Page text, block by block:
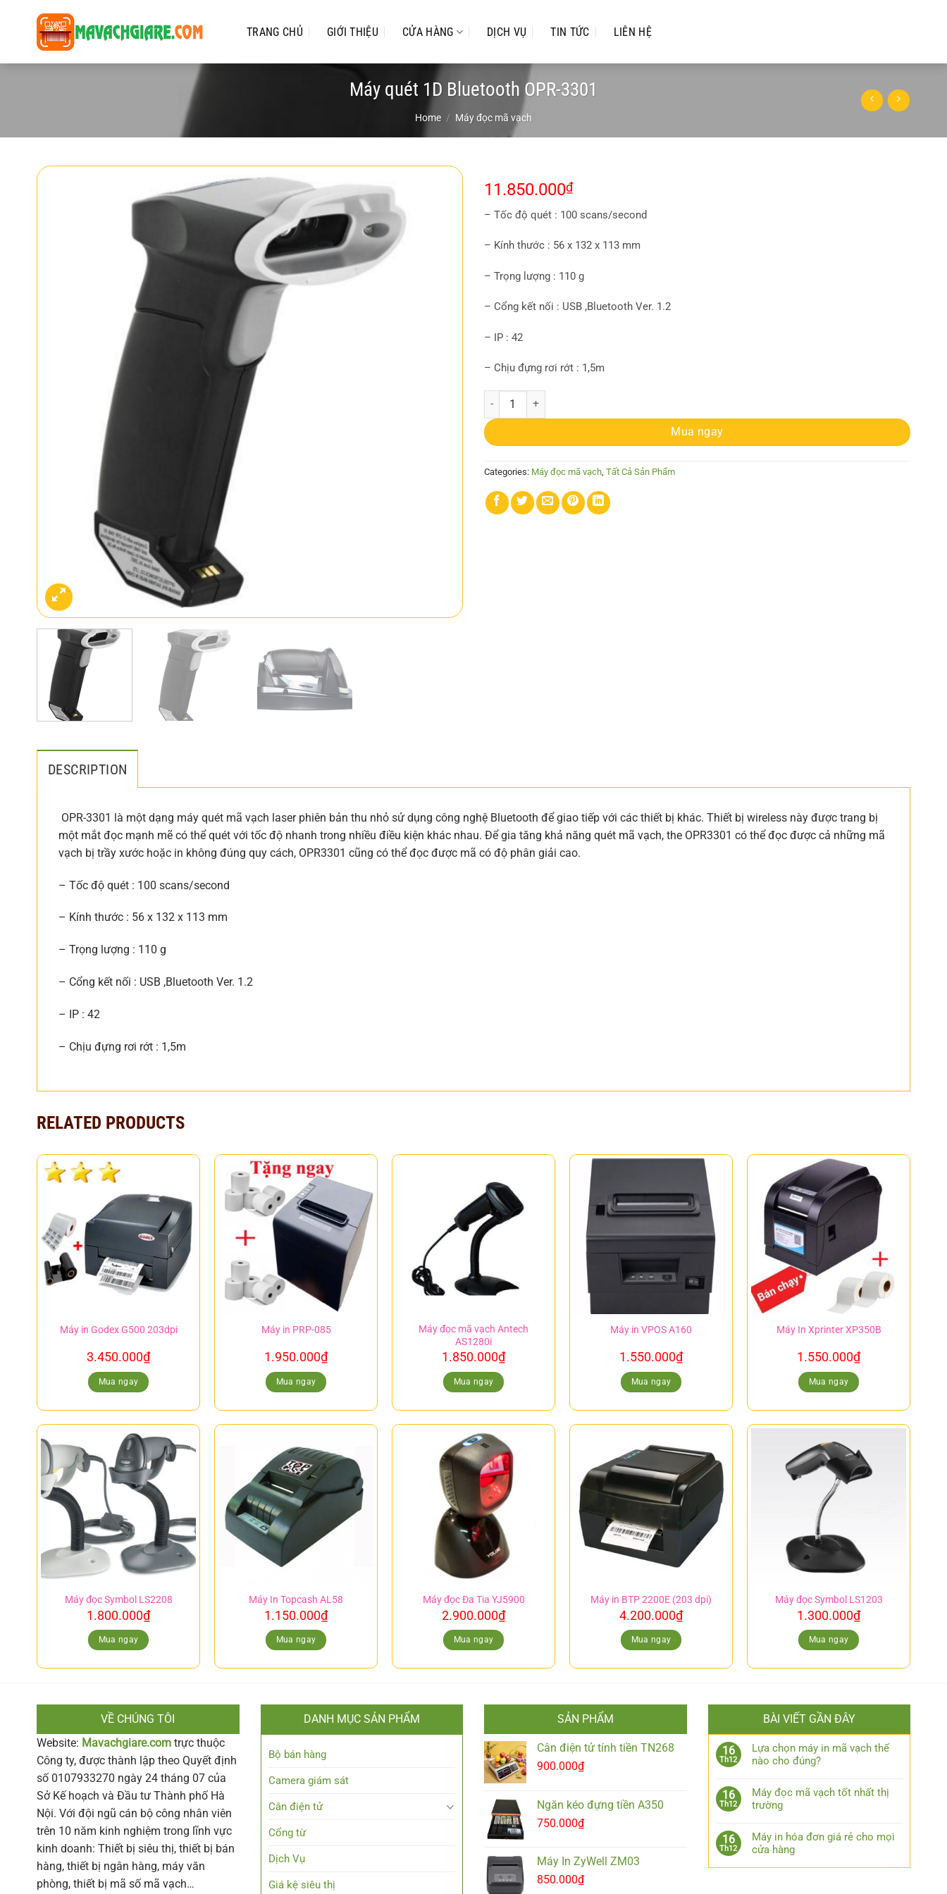
dung
TRANG CHỦ GIỚI THIỆU CỬA HÀNG DỊCH VỤ TIN TỨC LIÊN HỆ
Máy quét 1D Bluetooth OPR-3301
Home / Máy đọc mã vạch
11.850.000₫
– Tốc độ quét : 100 scans/second
– Kính thước : 56 x 132 x 113 mm
– Trọng lượng : 110 g
– Cổng kết nối : USB ,Bluetooth Ver. 1.2
– IP : 42
– Chịu đựng rơi rớt : 1,5m
Máy quét 1D Bluetooth OPR-3301 quantity
Mua ngay
Categories: Máy đọc mã vạch Tất Cả Sản Phẩm
DESCRIPTION
OPR-3301 là một dạng máy quét mã vạch laser phiên bản thu nhỏ sử dụng công nghệ Bluetooth để giao tiếp với các thiết bị khác. Thiết bị wireless này được trang bị
một mắt đọc mạnh mẽ có thể quét với tốc độ nhanh trong nhiều điều kiện khác nhau. Để gia tăng khả năng quét mã vạch, the OPR3301 có thể đọc được cả những mã
vạch bị trầy xước hoặc in không đúng quy cách, OPR3301 cũng có thể đọc được mã có độ phân giải cao.
– Tốc độ quét : 100 scans/second
– Kính thước : 56 x 132 x 113 mm
– Trọng lượng : 110 g
– Cổng kết nối : USB ,Bluetooth Ver. 1.2
– IP : 42
– Chịu đựng rơi rớt : 1,5m
RELATED PRODUCTS
Máy in Godex G500 203dpi
3.450.000₫
Mua ngay
Máy in PRP-085
1.950.000₫
Mua ngay
Máy đọc mã vạch Antech
AS1280i
1.850.000₫
Mua ngay
Máy in VPOS A160
1.550.000₫
Mua ngay
Máy In Xprinter XP350B
1.550.000₫
Mua ngay
Máy đọc Symbol LS2208
1.800.000₫
Mua ngay
Máy In Topcash AL58
1.150.000₫
Mua ngay
Máy đọc Đa Tia YJ5900
2.900.000₫
Mua ngay
Máy in BTP 2200E (203 dpi)
4.200.000₫
Mua ngay
Máy đọc Symbol LS1203
1.300.000₫
Mua ngay
VỀ CHÚNG TÔI
Website: Mavachgiare.com trực thuộc
Công ty, được thành lập theo Quyết định
số 0107933270 ngày 24 tháng 07 của
Sở Kế hoạch và Đầu tư Thành phố Hà
Nội. Với đội ngũ cán bộ công nhân viên
trên 10 năm kinh nghiệm trong lĩnh vực
kinh doanh: Thiết bị siêu thị, thiết bị bán
hàng, thiết bị ngân hàng, máy văn
phòng, thiết bị mã số mã vạch…
DANH MỤC SẢN PHẨM
Bộ bán hàng
Camera giám sát
Cân điện tử
Cổng từ
Dịch Vụ
Giá kệ siêu thị
SẢN PHẨM
Cân điện tử tính tiền TN268
900.000₫
Ngăn kéo đựng tiền A350
750.000₫
Máy In ZyWell ZM03
850.000₫
BÀI VIẾT GẦN ĐÂY
16
Th12
Lựa chọn máy in mã vạch thế
nào cho đúng?
16
Th12
Máy đọc mã vạch tốt nhất thị
trường
16
Th12
Máy in hóa đơn giá rẻ cho mọi
cửa hàng